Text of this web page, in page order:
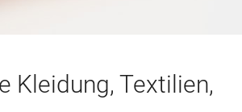
Kleidung, Textilien,